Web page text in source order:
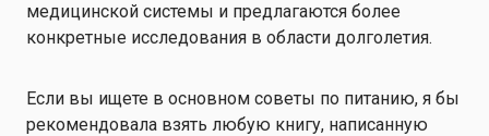
медицинской системы и предлагаются более
конкретные исследования в области долголетия.
Если вы ищете в основном советы по питанию, я бы
рекомендовала взять любую книгу, написанную